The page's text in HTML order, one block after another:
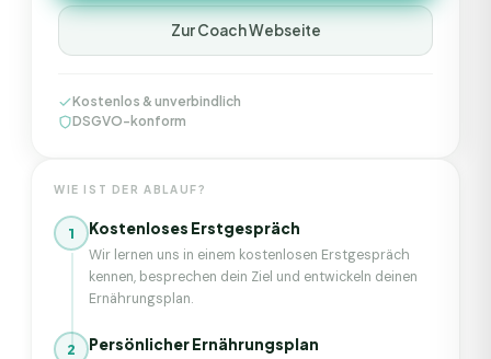
Zur Coach Webseite
Kostenlos & unverbindlich
DSGVO-konform
WIE IST DER ABLAUF?
1 Kostenloses Erstgespräch
Wir lernen uns in einem kostenlosen Erstgespräch
kennen, besprechen dein Ziel und entwickeln deinen
Ernährungsplan.
2 Persönlicher Ernährungsplan